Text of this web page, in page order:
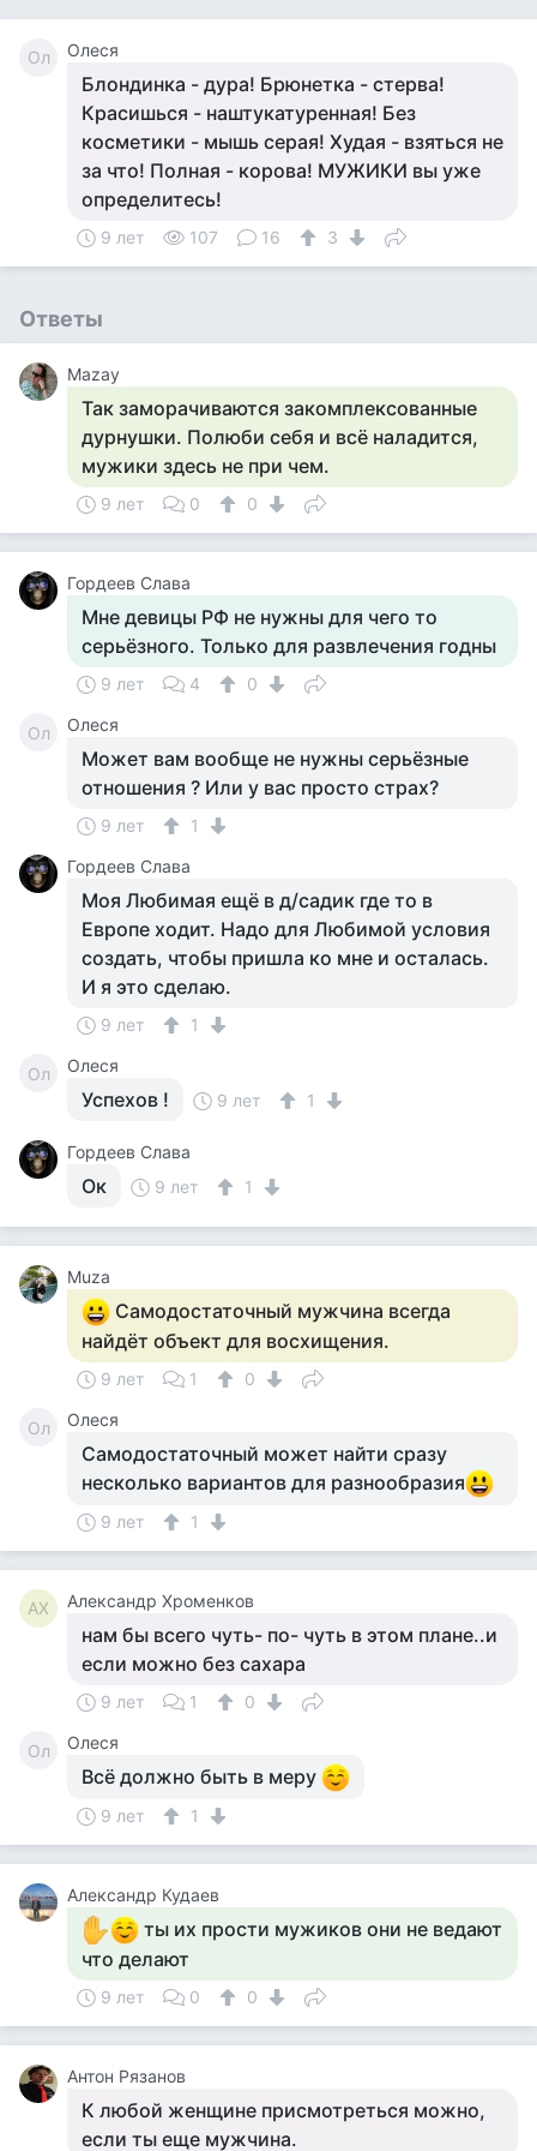
Ол Олеся
Блондинка - дура! Брюнетка - стерва!
Красишься - наштукатуренная! Без
косметики - мышь серая! Худая - взяться не
за что! Полная - корова! МУЖИКИ вы уже
определитесь!
9 лет 107 16 3
Ответы
Mazay
Так заморачиваются закомплексованные
дурнушки. Полюби себя и всё наладится,
мужики здесь не при чем.
9 лет 0 0
Гордеев Слава
Мне девицы РФ не нужны для чего то
серьёзного. Только для развлечения годны
9 лет 4 0
Ол Олеся
Может вам вообще не нужны серьёзные
отношения ? Или у вас просто страх?
9 лет
1
Гордеев Слава
Моя Любимая ещё в д/садик где то в
Европе ходит. Надо для Любимой условия
создать, чтобы пришла ко мне и осталась.
И я это сделаю.
9 лет 1
Ол Олеся
Успехов ! 9 лет 1
Гордеев Слава
Ок 9 лет 1
Muza
Самодостаточный мужчина всегда
найдёт объект для восхищения.
9 лет 1 0
Ол Олеся
Самодостаточный может найти сразу
несколько вариантов для разнообразия
9 лет 1
АХ Александр Хроменков
нам бы всего чуть- по- чуть в этом плане..и
если можно без сахара
9 лет 1 0
Ол Олеся
Всё должно быть в меру
9 лет 1
Александр Кудаев
ты их прости мужиков они не ведают
что делают
9 лет 0 0
Антон Рязанов
К любой женщине присмотреться можно,
если ты еще мужчина.